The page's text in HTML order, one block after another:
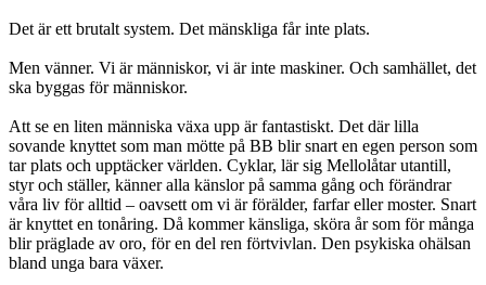
Det är ett brutalt system. Det mänskliga får inte plats.
Men vänner. Vi är människor, vi är inte maskiner. Och samhället, det
ska byggas för människor.
Att se en liten människa växa upp är fantastiskt. Det där lilla
sovande knyttet som man mötte på BB blir snart en egen person som
tar plats och upptäcker världen. Cyklar, lär sig Mellolåtar utantill,
styr och ställer, känner alla känslor på samma gång och förändrar
våra liv för alltid – oavsett om vi är förälder, farfar eller moster. Snart
är knyttet en tonåring. Då kommer känsliga, sköra år som för många
blir präglade av oro, för en del ren förtvivlan. Den psykiska ohälsan
bland unga bara växer.